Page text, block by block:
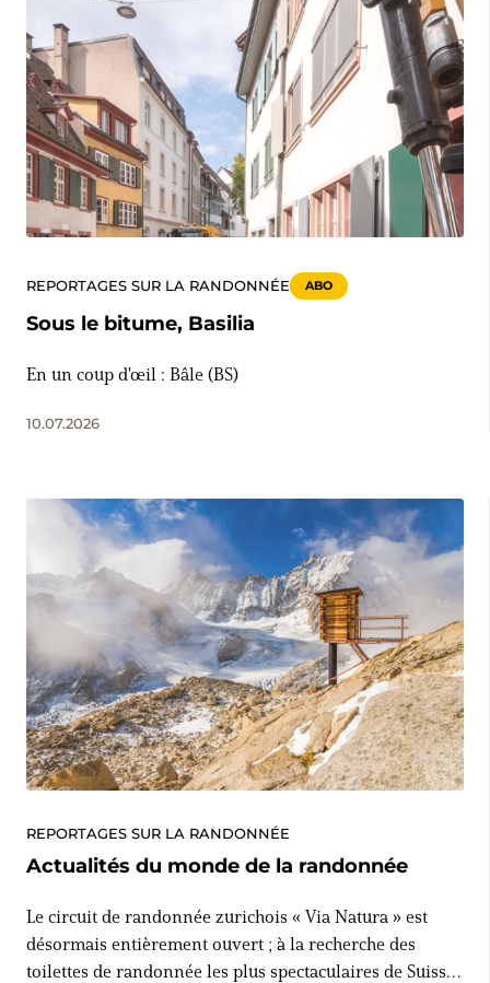
REPORTAGES SUR LA RANDONNÉE ABO
Sous le bitume, Basilia
En un coup d'œil : Bâle (BS)
10.07.2026
REPORTAGES SUR LA RANDONNÉE
Actualités du monde de la randonnée
Le circuit de randonnée zurichois « Via Natura » est
désormais entièrement ouvert ; à la recherche des
toilettes de randonnée les plus spectaculaires de Suisse